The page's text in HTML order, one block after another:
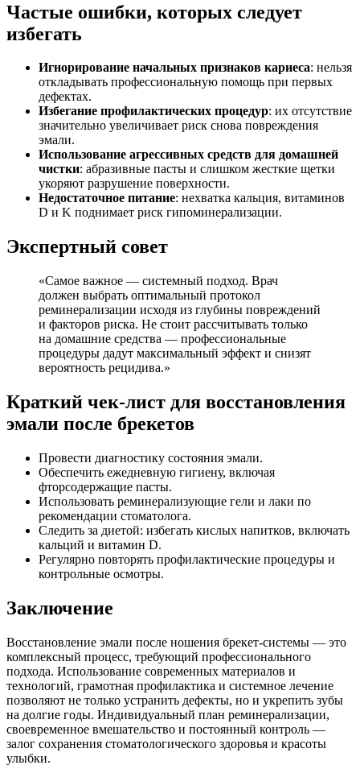
Частые ошибки, которых следует
избегать
Игнорирование начальных признаков кариеса: нельзя
откладывать профессиональную помощь при первых
дефектах.
Избегание профилактических процедур: их отсутствие
значительно увеличивает риск снова повреждения
эмали.
Использование агрессивных средств для домашней
чистки: абразивные пасты и слишком жесткие щетки
укоряют разрушение поверхности.
Недостаточное питание: нехватка кальция, витаминов
D и K поднимает риск гипоминерализации.
Экспертный совет
«Самое важное — системный подход. Врач
должен выбрать оптимальный протокол
реминерализации исходя из глубины повреждений
и факторов риска. Не стоит рассчитывать только
на домашние средства — профессиональные
процедуры дадут максимальный эффект и снизят
вероятность рецидива.»
Краткий чек-лист для восстановления
эмали после брекетов
Провести диагностику состояния эмали.
Обеспечить ежедневную гигиену, включая
фторсодержащие пасты.
Использовать реминерализующие гели и лаки по
рекомендации стоматолога.
Следить за диетой: избегать кислых напитков, включать
кальций и витамин D.
Регулярно повторять профилактические процедуры и
контрольные осмотры.
Заключение
Восстановление эмали после ношения брекет-системы — это
комплексный процесс, требующий профессионального
подхода. Использование современных материалов и
технологий, грамотная профилактика и системное лечение
позволяют не только устранить дефекты, но и укрепить зубы
на долгие годы. Индивидуальный план реминерализации,
своевременное вмешательство и постоянный контроль —
залог сохранения стоматологического здоровья и красоты
улыбки.